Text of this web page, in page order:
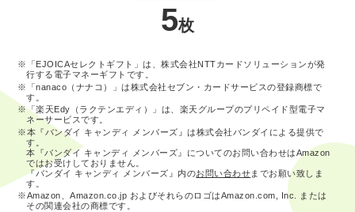
5枚
※「EJOICAセレクトギフト」は、株式会社NTTカードソリューションが発
行する電子マネーギフトです。
※「nanaco（ナナコ）」は株式会社セブン・カードサービスの登録商標で
す。
※「楽天Edy（ラクテンエディ）」は、楽天グループのプリペイド型電子マ
ネーサービスです。
※本『バンダイ キャンディ メンバーズ』は株式会社バンダイによる提供で
す。
本『バンダイ キャンディ メンバーズ』についてのお問い合わせはAmazon
ではお受けしておりません。
『バンダイ キャンディ メンバーズ』内のお問い合わせまでお願い致しま
す。
※Amazon、Amazon.co.jp およびそれらのロゴはAmazon.com, Inc. または
その関連会社の商標です。